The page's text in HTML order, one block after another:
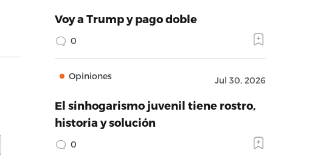
Voy a Trump y pago doble
0
Opiniones Jul 30, 2026
El sinhogarismo juvenil tiene rostro,
historia y solución
0